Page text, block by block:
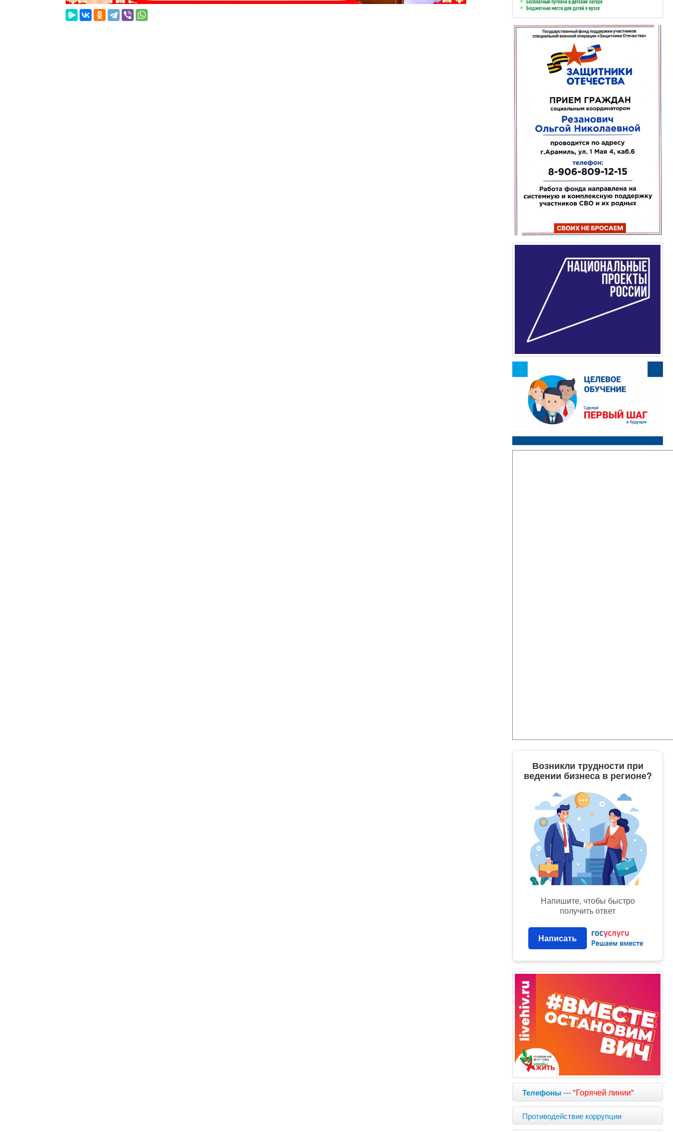
Возникли трудности при
ведении бизнеса в регионе?
Напишите, чтобы быстро
получить ответ
Написать
Телефоны —"Горячей линии"
Противодействие коррупции